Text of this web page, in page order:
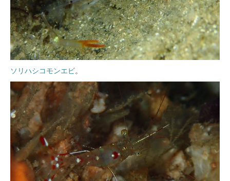
ソリハシコモンエビ。